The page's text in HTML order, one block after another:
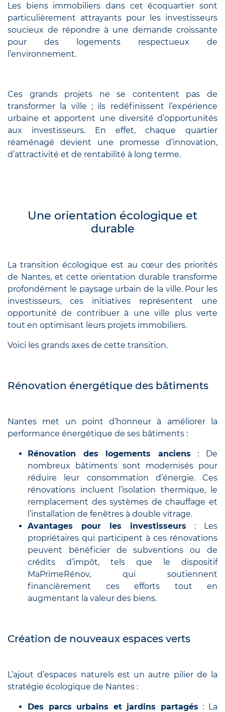
Les biens immobiliers dans cet écoquartier sont
particulièrement attrayants pour les investisseurs
soucieux de répondre à une demande croissante
pour des logements respectueux de
l’environnement.
Ces grands projets ne se contentent pas de
transformer la ville ; ils redéfinissent l’expérience
urbaine et apportent une diversité d’opportunités
aux investisseurs. En effet, chaque quartier
réaménagé devient une promesse d’innovation,
d’attractivité et de rentabilité à long terme.
Une orientation écologique et
durable
La transition écologique est au cœur des priorités
de Nantes, et cette orientation durable transforme
profondément le paysage urbain de la ville. Pour les
investisseurs, ces initiatives représentent une
opportunité de contribuer à une ville plus verte
tout en optimisant leurs projets immobiliers.
Voici les grands axes de cette transition.
Rénovation énergétique des bâtiments
Nantes met un point d’honneur à améliorer la
performance énergétique de ses bâtiments :
Rénovation des logements anciens : De
nombreux bâtiments sont modernisés pour
réduire leur consommation d’énergie. Ces
rénovations incluent l’isolation thermique, le
remplacement des systèmes de chauffage et
l’installation de fenêtres à double vitrage.
Avantages pour les investisseurs : Les
propriétaires qui participent à ces rénovations
peuvent bénéficier de subventions ou de
crédits d’impôt, tels que le dispositif
MaPrimeRénov, qui soutiennent
financièrement ces efforts tout en
augmentant la valeur des biens.
Création de nouveaux espaces verts
L’ajout d’espaces naturels est un autre pilier de la
stratégie écologique de Nantes :
Des parcs urbains et jardins partagés : La